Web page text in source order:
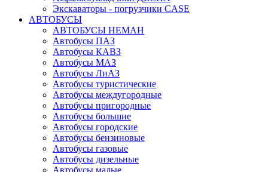
Экскаваторы - погрузчики CASE
АВТОБУСЫ
АВТОБУСЫ НЕМАН
Автобусы ПАЗ
Автобусы КАВЗ
Автобусы МАЗ
Автобусы ЛиАЗ
Автобусы туристические
Автобусы междугородные
Автобусы пригородные
Автобусы большие
Автобусы городские
Автобусы бензиновые
Автобусы газовые
Автобусы дизельные
Автобусы малые